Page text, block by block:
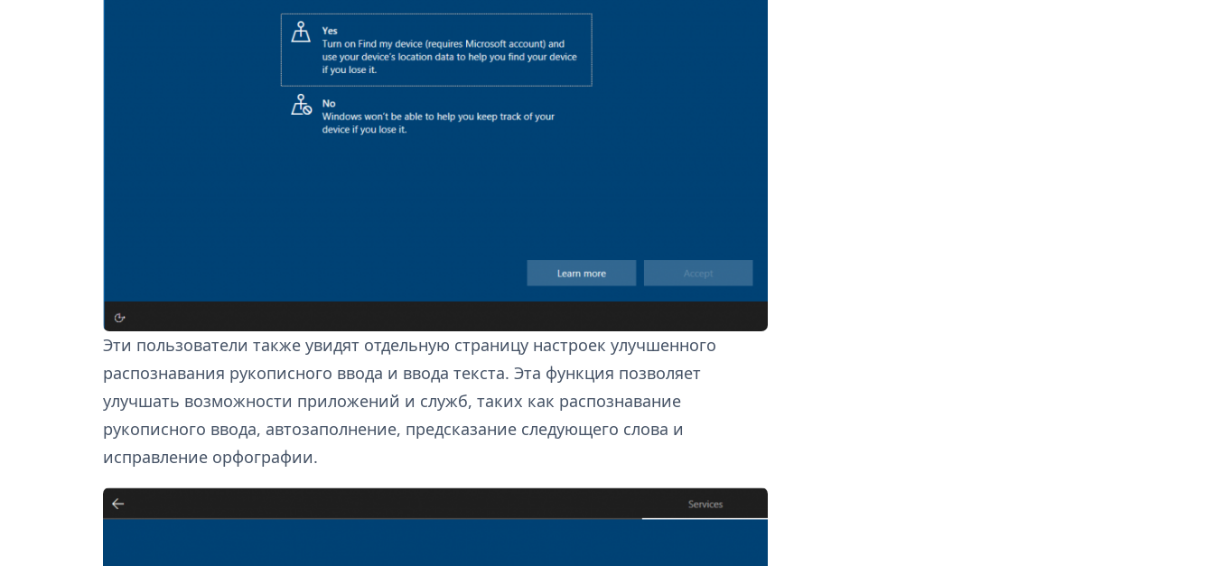
Эти пользователи также увидят отдельную страницу настроек улучшенного
распознавания рукописного ввода и ввода текста. Эта функция позволяет
улучшать возможности приложений и служб, таких как распознавание
рукописного ввода, автозаполнение, предсказание следующего слова и
исправление орфографии.